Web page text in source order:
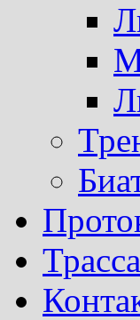
Трасса